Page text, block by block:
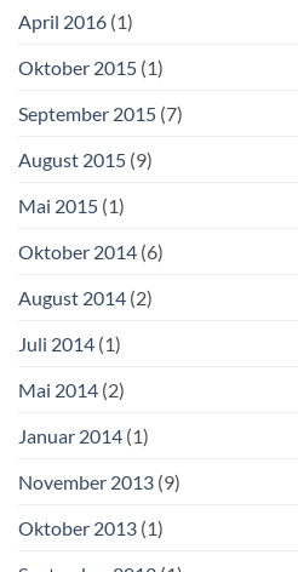
April 2016 (1)
Oktober 2015 (1)
September 2015 (7)
August 2015 (9)
Mai 2015 (1)
Oktober 2014 (6)
August 2014 (2)
Juli 2014 (1)
Mai 2014 (2)
Januar 2014 (1)
November 2013 (9)
Oktober 2013 (1)